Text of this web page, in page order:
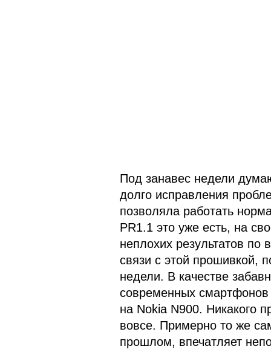
Под занавес недели
долго исправления
позволяла работать
PR1.1 это уже есть, на
неплохих результатов по
связи с этой прошивкой,
недели. В качестве
современных смартфонов
на Nokia N900. Никакого
вовсе. Примерно то же
прошлом, впечатляет